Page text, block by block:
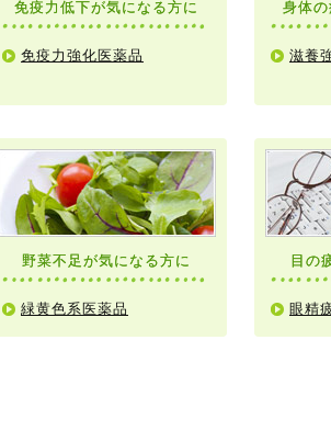
免疫力低下が気になる方に
免疫力強化医薬品
身体
滋養
野菜不足が気になる方に
緑黄色系医薬品
目の
眼精